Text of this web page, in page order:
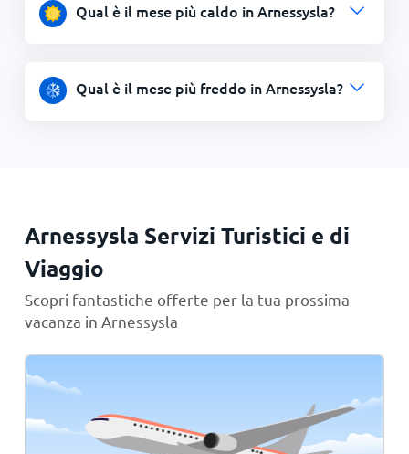
Qual è il mese più caldo in Arnessysla?
Qual è il mese più freddo in Arnessysla?
Arnessysla Servizi Turistici e di
Viaggio
Scopri fantastiche offerte per la tua prossima
vacanza in Arnessysla